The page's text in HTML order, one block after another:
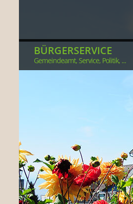
BÜRGERSERVICE
Gemeindeamt, Service, Politik, ...